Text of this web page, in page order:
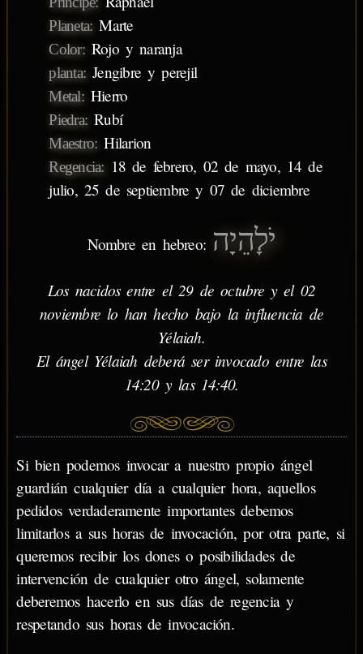
Planeta: Marte
Color:Rojo y naranja
planta: Jengibre y perejil
Metal:Hierro
Piedra: Rubí
Maestro: Hilarion
Regencia: 18 de febrero, 02 de mayo, 14 de
julio, 25 de septiembre y 07 de diciembre
Nombre en hebreo: יֹלָהֵיָה
Los nacidos entre el 29 de octubre y el 02
noviembre lo han hecho bajo la influencia de
Yélaiah.
El ángel Yélaiah deberá ser invocado entre las
14:20 y las 14:40.
Si bien podemos invocar a nuestro propio ángel
guardián cualquier día a cualquier hora, aquellos
pedidos verdaderamente importantes debemos
limitarlos a sus horas de invocación, por otra parte, si
queremos recibir los dones o posibilidades de
intervención de cualquier otro ángel, solamente
deberemos hacerlo en sus días de regencia y
respetando sus horas de invocación.